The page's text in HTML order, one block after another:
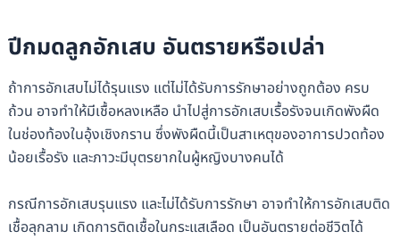
ปีกมดลูกอักเสบ อันตรายหรือเปล่า
ถ้าการอักเสบไม่ได้รุนแรง แต่ไม่ได้รับการรักษาอย่างถูกต้อง ครบ
ถ้วน อาจทำให้มีเชื้อหลงเหลือ นำไปสู่การอักเสบเรื้อรังจนเกิดพังผืด
ในช่องท้องในอุ้งเชิงกราน ซึ่งพังผืดนี้เป็นสาเหตุของอาการปวดท้อง
น้อยเรื้อรัง และภาวะมีบุตรยากในผู้หญิงบางคนได้
กรณีการอักเสบรุนแรง และไม่ได้รับการรักษา อาจทำให้การอักเสบติด
เชื้อลุกลาม เกิดการติดเชื้อในกระแสเลือด เป็นอันตรายต่อชีวิตได้